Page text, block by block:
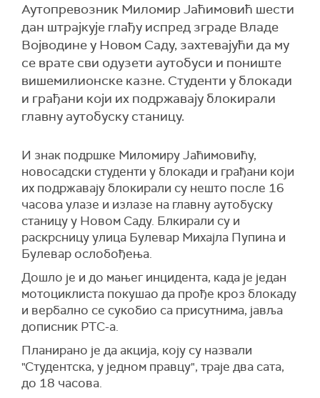
Аутопревозник Миломир Јаћимовић шести
дан штрајкује глађу испред зграде Владе
Војводине у Новом Саду, захтевајући да му
се врате сви одузети аутобуси и пониште
вишемилионске казне. Студенти у блокади
и грађани који их подржавају блокирали
главну аутобуску станицу.
И знак подршке Миломиру Јаћимовићу,
новосадски студенти у блокади и грађани који
их подржавају блокирали су нешто после 16
часова улазе и излазе на главну аутобуску
станицу у Новом Саду. Блкирали су и
раскрсницу улица Булевар Михајла Пупина и
Булевар ослобођења.
Дошло је и до мањег инцидента, када је један
мотоциклиста покушао да прође кроз блокаду
и вербално се сукобио са присутнима, јавља
дописник РТС-а.
Планирано је да акција, коју су назвали
"Студентска, у једном правцу", траје два сата,
до 18 часова.